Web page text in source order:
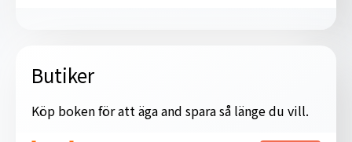
Butiker
Köp boken för att äga and spara så länge du vill.